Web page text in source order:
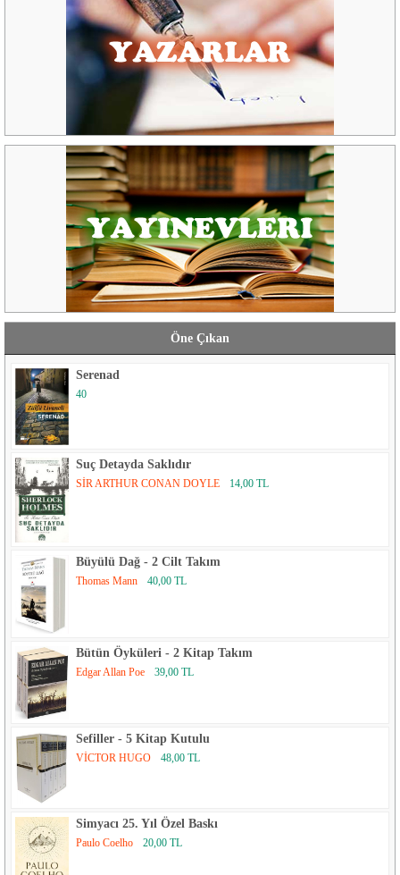
Öne Çıkan
Serenad
40
Suç Detayda Saklıdır
SİR ARTHUR CONAN DOYLE 14,00 TL
Büyülü Dağ - 2 Cilt Takım
Thomas Mann 40,00 TL
Bütün Öyküleri - 2 Kitap Takım
Edgar Allan Poe 39,00 TL
Sefiller - 5 Kitap Kutulu
VİCTOR HUGO 48,00 TL
Simyacı 25. Yıl Özel Baskı
Paulo Coelho 20,00 TL